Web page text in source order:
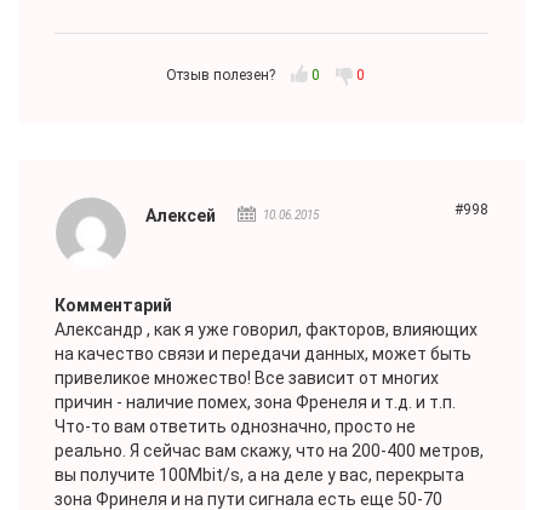
Отзыв полезен? 0 0
#998
Алексей 10.06.2015
Комментарий
Александр , как я уже говорил, факторов, влияющих
на качество связи и передачи данных, может быть
привеликое множество! Все зависит от многих
причин - наличие помех, зона Френеля и т.д. и т.п.
Что-то вам ответить однозначно, просто не
реально. Я сейчас вам скажу, что на 200-400 метров,
вы получите 100Mbit/s, а на деле у вас, перекрыта
зона Фринеля и на пути сигнала есть еще 50-70